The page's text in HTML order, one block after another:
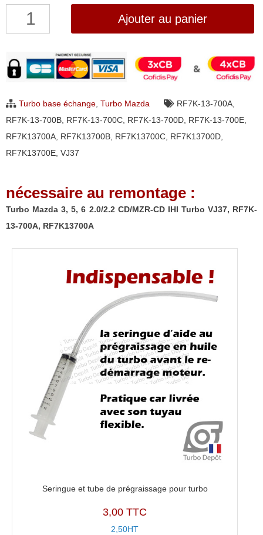
quantité
Mazda
3,
6
Turbo
VJ37,
RF7K-
Ajouter au panier
Turbo base échange, Turbo Mazda RF7K-13-700A,
RF7K-13-700B, RF7K-13-700C, RF7K-13-700D, RF7K-13-700E,
RF7K13700A, RF7K13700B, RF7K13700C, RF7K13700D,
RF7K13700E, VJ37
nécessaire au remontage :
Turbo Mazda 3, 5, 6 2.0/2.2 CD/MZR-CD IHI Turbo VJ37, RF7K-
13-700A, RF7K13700A
Seringue et tube de prégraissage pour turbo
3,00 TTC
2,50HT